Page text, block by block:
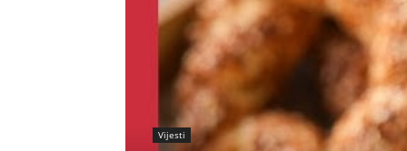
Vijesti